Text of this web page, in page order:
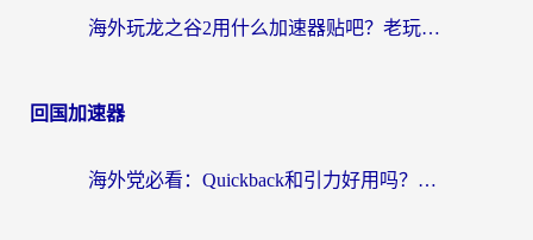
海外玩龙之谷2用什么加速器贴吧？老玩家实测推荐，附新加坡猎魂觉醒国外剑与远征加速攻略
回国加速器
海外党必看：Quickback和引力好用吗？3分钟搞懂回国加速器怎么选